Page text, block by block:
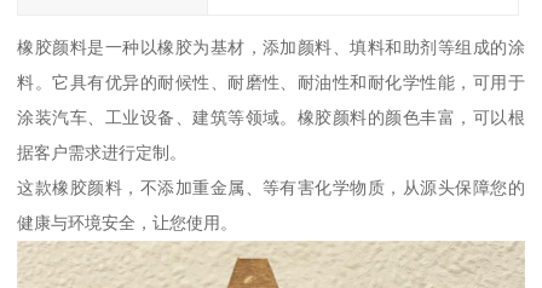
橡胶颜料是一种以橡胶为基材，添加颜料、填料和助剂等组成的涂
料。它具有优异的耐候性、耐磨性、耐油性和耐化学性能，可用于
涂装汽车、工业设备、建筑等领域。橡胶颜料的颜色丰富，可以根
据客户需求进行定制。
这款橡胶颜料，不添加重金属、等有害化学物质，从源头保障您的
健康与环境安全，让您使用。